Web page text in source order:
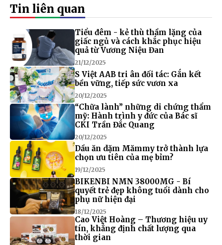
Tin liên quan
Tiểu đêm - kẻ thù thầm lặng của
giấc ngủ và cách khắc phục hiệu
quả từ Vương Niệu Đan
21/12/2025
S Việt AAB tri ân đối tác: Gắn kết
bền vững, tiếp sức vươn xa
20/12/2025
“Chữa lành” những di chứng thẩm
mỹ: Hành trình y đức của Bác sĩ
CKI Trần Đắc Quang
20/12/2025
Dầu ăn dặm Mămmy trở thành lựa
chọn ưu tiên của mẹ bỉm?
19/12/2025
BIKENBI NMN 38000MG - Bí
quyết trẻ đẹp không tuổi dành cho
phụ nữ hiện đại
18/12/2025
Cao Việt Hoàng – Thương hiệu uy
tín, khẳng định chất lượng qua
thời gian